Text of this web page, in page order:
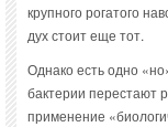
крупного рогатого
дух стоит еще тот.
Однако есть одно
бактерии перестают
применение